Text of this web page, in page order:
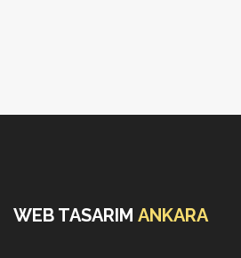
WEB TASARIM ANKARA